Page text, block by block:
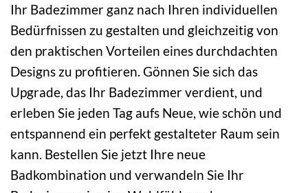
Ihr Badezimmer ganz nach Ihren individuellen
Bedürfnissen zu gestalten und gleichzeitig von
den praktischen Vorteilen eines durchdachten
Designs zu profitieren. Gönnen Sie sich das
Upgrade, das Ihr Badezimmer verdient, und
erleben Sie jeden Tag aufs Neue, wie schön und
entspannend ein perfekt gestalteter Raum sein
kann. Bestellen Sie jetzt Ihre neue
Badkombination und verwandeln Sie Ihr